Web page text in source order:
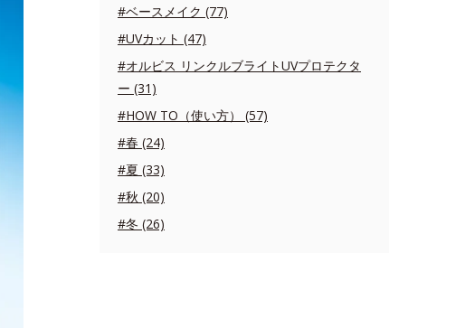
#ベースメイク (77)
#UVカット (47)
#オルビス リンクルブライトUVプロテクタ
ー (31)
#HOW TO（使い方） (57)
#春 (24)
#夏 (33)
#秋 (20)
#冬 (26)